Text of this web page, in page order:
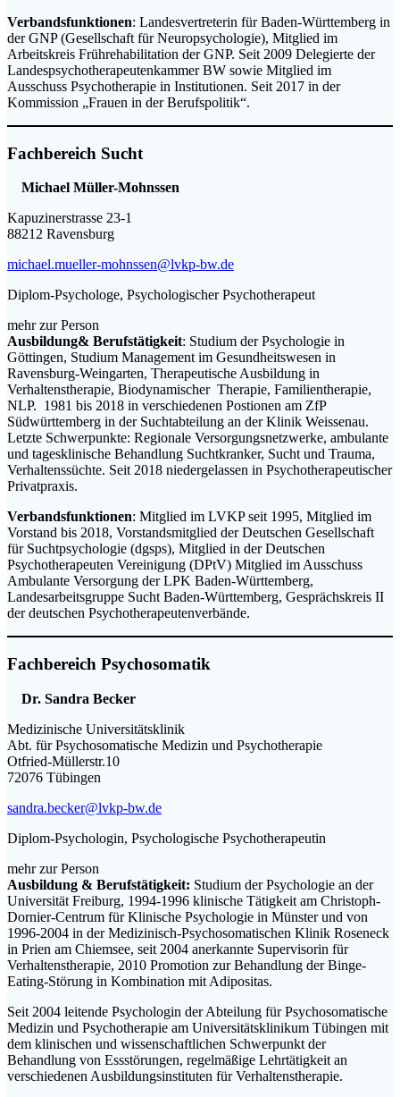
Verbandsfunktionen: Landesvertreterin für Baden-Württemberg in
der GNP (Gesellschaft für Neuropsychologie), Mitglied im
Arbeitskreis Frührehabilitation der GNP. Seit 2009 Delegierte der
Landespsychotherapeutenkammer BW sowie Mitglied im
Ausschuss Psychotherapie in Institutionen. Seit 2017 in der
Kommission „Frauen in der Berufspolitik“.
Fachbereich Sucht
Michael Müller-Mohnssen
Kapuzinerstrasse 23-1
88212 Ravensburg
michael.mueller-mohnssen@lvkp-bw.de
Diplom-Psychologe, Psychologischer Psychotherapeut
mehr zur Person
Ausbildung& Berufstätigkeit: Studium der Psychologie in
Göttingen, Studium Management im Gesundheitswesen in
Ravensburg-Weingarten, Therapeutische Ausbildung in
Verhaltenstherapie, Biodynamischer Therapie, Familientherapie,
NLP. 1981 bis 2018 in verschiedenen Postionen am ZfP
Südwürttemberg in der Suchtabteilung an der Klinik Weissenau.
Letzte Schwerpunkte: Regionale Versorgungsnetzwerke, ambulante
und tagesklinische Behandlung Suchtkranker, Sucht und Trauma,
Verhaltenssüchte. Seit 2018 niedergelassen in Psychotherapeutischer
Privatpraxis.
Verbandsfunktionen: Mitglied im LVKP seit 1995, Mitglied im
Vorstand bis 2018, Vorstandsmitglied der Deutschen Gesellschaft
für Suchtpsychologie (dgsps), Mitglied in der Deutschen
Psychotherapeuten Vereinigung (DPtV) Mitglied im Ausschuss
Ambulante Versorgung der LPK Baden-Württemberg,
Landesarbeitsgruppe Sucht Baden-Württemberg, Gesprächskreis II
der deutschen Psychotherapeutenverbände.
Fachbereich Psychosomatik
Dr. Sandra Becker
Medizinische Universitätsklinik
Abt. für Psychosomatische Medizin und Psychotherapie
Otfried-Müllerstr.10
72076 Tübingen
sandra.becker@lvkp-bw.de
Diplom-Psychologin, Psychologische Psychotherapeutin
mehr zur Person
Ausbildung & Berufstätigkeit: Studium der Psychologie an der
Universität Freiburg, 1994-1996 klinische Tätigkeit am Christoph-
Dornier-Centrum für Klinische Psychologie in Münster und von
1996-2004 in der Medizinisch-Psychosomatischen Klinik Roseneck
in Prien am Chiemsee, seit 2004 anerkannte Supervisorin für
Verhaltenstherapie, 2010 Promotion zur Behandlung der Binge-
Eating-Störung in Kombination mit Adipositas.
Seit 2004 leitende Psychologin der Abteilung für Psychosomatische
Medizin und Psychotherapie am Universitätsklinikum Tübingen mit
dem klinischen und wissenschaftlichen Schwerpunkt der
Behandlung von Essstörungen, regelmäßige Lehrtätigkeit an
verschiedenen Ausbildungsinstituten für Verhaltenstherapie.